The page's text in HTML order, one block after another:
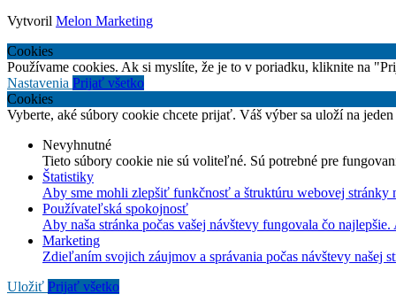
Vytvoril Melon Marketing
Cookies
Používame cookies. Ak si myslíte, že je to v poriadku, kliknite na
Nastavenia Prijať všetko
Cookies
Vyberte, aké súbory cookie chcete prijať. Váš výber sa uloží na
Nevyhnutné
Tieto súbory cookie nie sú voliteľné. Sú potrebné pre
Štatistiky
Aby sme mohli zlepšiť funkčnosť a štruktúru webovej stránky
Používateľská spokojnosť
Aby naša stránka počas vašej návštevy fungovala čo
Marketing
Zdieľaním svojich záujmov a správania počas návštevy našej
Uložiť Prijať všetko